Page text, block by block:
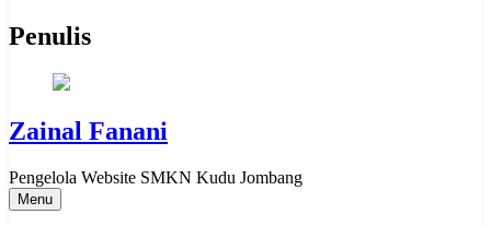
Penulis
Zainal Fanani
Pengelola Website SMKN Kudu Jombang
Menu